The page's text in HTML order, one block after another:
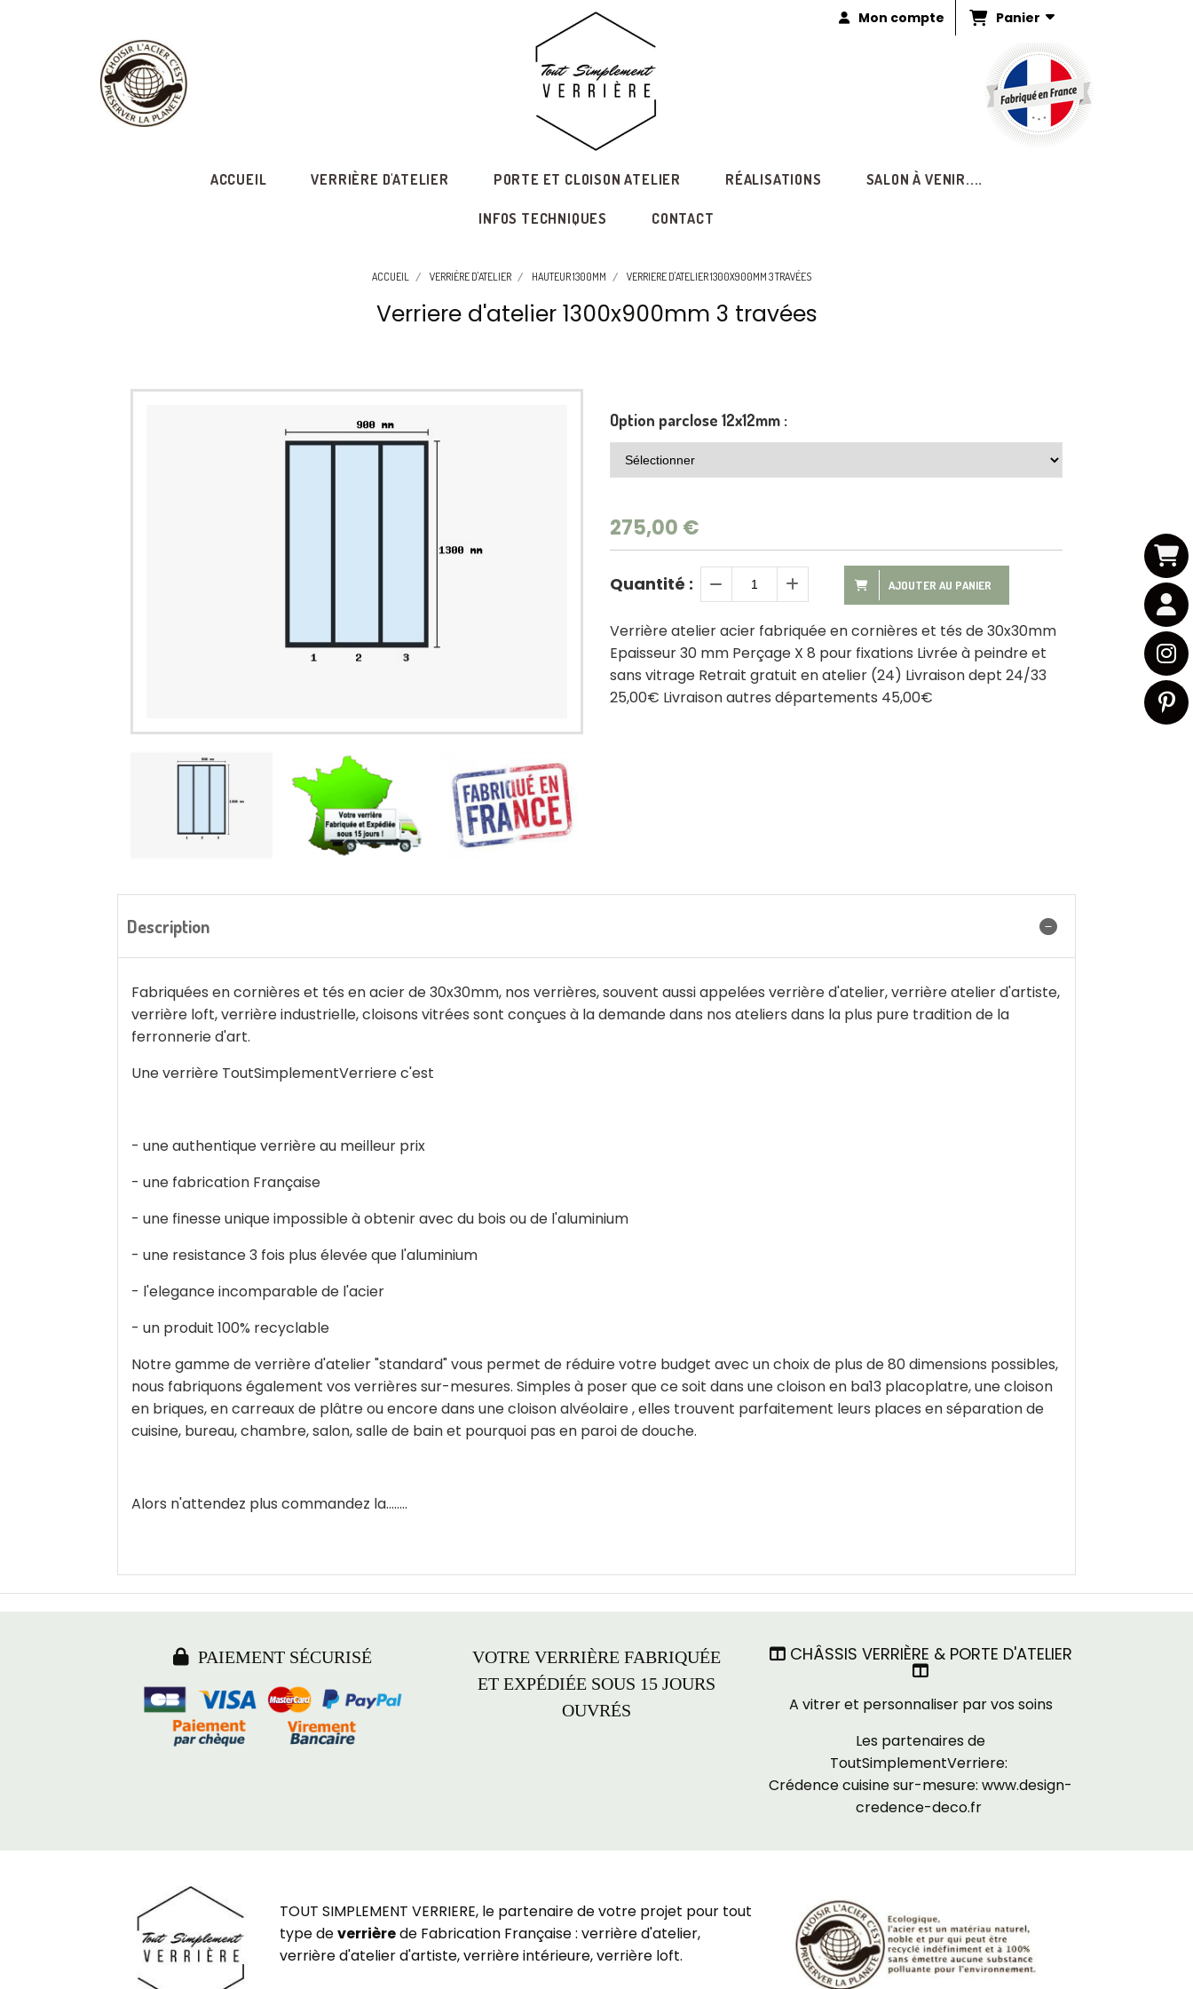
Mon compte Panier
ACCUEIL VERRIÈRE D'ATELIER PORTE ET CLOISON ATELIER RÉALISATIONS SALON À VENIR....
INFOS TECHNIQUES CONTACT
ACCUEIL VERRIÈRE D'ATELIER HAUTEUR 1300MM VERRIERE D'ATELIER 1300X900MM 3 TRAVÉES
Verriere d'atelier 1300x900mm 3 travées
Option parclose 12x12mm :
275,00 €
Quantité : AJOUTER AU PANIER
Verrière atelier acier fabriquée en cornières et tés de 30x30mm
Epaisseur 30 mm Perçage X 8 pour fixations Livrée à peindre et
sans vitrage Retrait gratuit en atelier (24) Livraison dept 24/33
25,00€ Livraison autres départements 45,00€
Description
Fabriquées en cornières et tés en acier de 30x30mm, nos verrières, souvent aussi appelées verrière d'atelier, verrière atelier d'artiste,
verrière loft, verrière industrielle, cloisons vitrées sont conçues à la demande dans nos ateliers dans la plus pure tradition de la
ferronnerie d'art.
Une verrière ToutSimplementVerriere c'est
- une authentique verrière au meilleur prix
- une fabrication Française
- une finesse unique impossible à obtenir avec du bois ou de l'aluminium
- une resistance 3 fois plus élevée que l'aluminium
- l'elegance incomparable de l'acier
- un produit 100% recyclable
Notre gamme de verrière d'atelier "standard" vous permet de réduire votre budget avec un choix de plus de 80 dimensions possibles,
nous fabriquons également vos verrières sur-mesures. Simples à poser que ce soit dans une cloison en ba13 placoplatre, une cloison
en briques, en carreaux de plâtre ou encore dans une cloison alvéolaire , elles trouvent parfaitement leurs places en séparation de
cuisine, bureau, chambre, salon, salle de bain et pourquoi pas en paroi de douche.
Alors n'attendez plus commandez la........
 PAIEMENT SÉCURISÉ
VOTRE VERRIÈRE FABRIQUÉE
ET EXPÉDIÉE SOUS 15 JOURS
OUVRÉS
CHÂSSIS VERRIÈRE & PORTE D'ATELIER

A vitrer et personnaliser par vos soins
Les partenaires de
ToutSimplementVerriere:
Crédence cuisine sur-mesure:www.design-
credence-deco.fr
TOUT SIMPLEMENT VERRIERE, le partenaire de votre projet pour tout
type deverrièrede Fabrication Française : verrière d'atelier,
verrière d'atelier d'artiste, verrière intérieure, verrière loft.